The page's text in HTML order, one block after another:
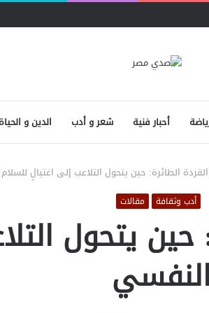
أحبار فنية شعر و أدب الدين و الحياة
الطائرة: حين يتحول التلاعب إلى اغتيالٍ
أدب وثقافة مقالات
يتحول
النفسي